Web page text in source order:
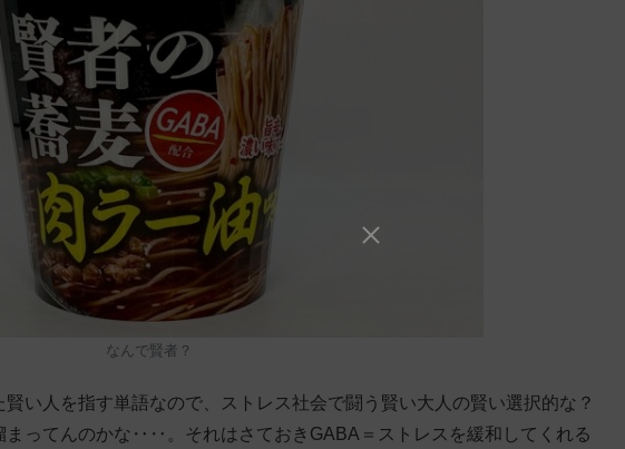
なんで賢者？
い人を指す単語なので、ストレス社会で闘う賢い大人の賢い選択的な？
まってんのかな‥‥。それはさておきGABA＝ストレスを緩和してくれる